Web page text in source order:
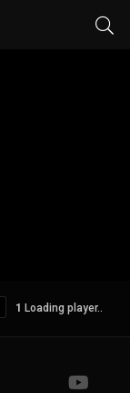
Loading player..